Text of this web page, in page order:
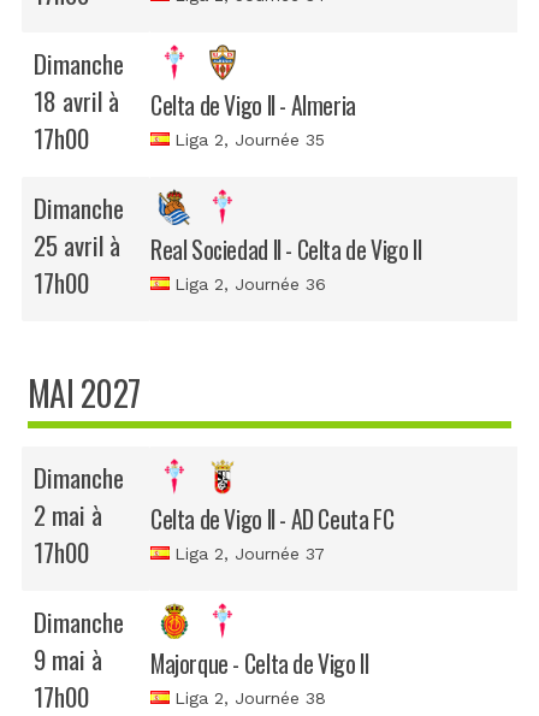
Dimanche
18 avril à
17h00
Celta de Vigo II - Almeria
Liga 2, Journée 35
Dimanche
25 avril à
17h00
Real Sociedad II - Celta de Vigo II
Liga 2, Journée 36
MAI 2027
Dimanche
2 mai à
17h00
Celta de Vigo II - AD Ceuta FC
Liga 2, Journée 37
Dimanche
9 mai à
17h00
Majorque - Celta de Vigo II
Liga 2, Journée 38